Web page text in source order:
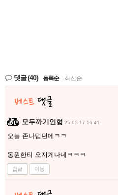
댓글(40) 등록순 최신순
모두까기인형 25-05-17 16:41
오늘 존나덥던데ㅋㅋ
동원한티 오지게나네ㅋㅋㅋ
답글 이동